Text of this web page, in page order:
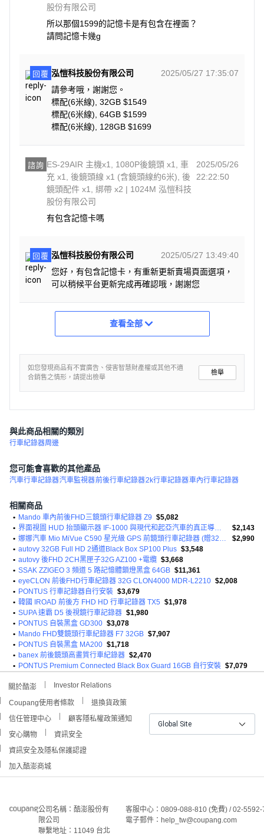
股份有限公司
所以那個1599的記憶卡是有包含在裡面？
請問記憶卡幾g
回覆 泓愷科技股份有限公司
2025/05/27 17:35:07
請參考哦，謝謝您。
標配(6米線), 32GB $1549
標配(6米線), 64GB $1599
標配(6米線), 128GB $1699
諮詢 ES-29AIR 主機x1, 1080P後鏡頭 x1, 車
充 x1, 後鏡頭線 x1 (含鏡頭線約6米), 後
鏡頭配件 x1, 綁帶 x2 | 1024M 泓愷科技
股份有限公司
2025/05/26
22:22:50
有包含記憶卡嗎
回覆 泓愷科技股份有限公司
2025/05/27 13:49:40
您好，有包含記憶卡，有重新更新賣場頁面選項，
可以稍候平台更新完成再確認哦，謝謝您
查看全部
如您發現商品有不實廣告、侵害智慧財產權或其他不適
合銷售之情形，請提出檢舉
檢舉
與此商品相關的類別
行車紀錄器周邊
您可能會喜歡的其他產品
汽車行車記錄器汽車監視器前後行車紀錄器2k行車記錄器車內行車記錄器
相關商品
• Mando 車內前後FHD三鏡頭行車紀錄器 Z9 $5,082
•
界面視圖 HUD 抬頭顯示器 IF-1000 與現代和起亞汽車的真正導航相連
$2,143
•
娜娜汽車 Mio MiVue C590 星光級 GPS 前鏡頭行車記錄器 (贈32G記憶卡)
$2,990
• autovy 32GB Full HD 2通道Black Box SP100 Plus $3,548
• autovy 後FHD 2CH黑匣子32G AZ100 +電纜 $3,668
• SSAK ZZIGEO 3 頻道 5 路記憶體鎖燈黑盒 64GB $11,361
• eyeCLON 前後FHD行車紀錄器 32G CLON4000 MDR-L2210 $2,008
• PONTUS 行車記錄器自行安裝 $3,679
• 韓國 IROAD 前後方 FHD HD 行車記錄器 TX5 $1,978
• SUPA 速霸 D5 後視鏡行車記錄器 $1,980
• PONTUS 自裝黑盒 GD300 $3,078
• Mando FHD雙鏡頭行車紀錄器 F7 32GB $7,907
• PONTUS 自裝黑盒 MA200 $1,718
• banex 前後鏡頭高畫質行車紀錄器 $2,470
• PONTUS Premium Connected Black Box Guard 16GB 自行安裝 $7,079
關於酷澎 Investor Relations
Coupang使用者條款
退換貨政策
信任管理中心
顧客隱私權政策通知
安心購物
資訊安全
資訊安全及隱私保護認證
加入酷澎商城
Global Site
公司名稱：酷澎股份有
限公司
聯繫地址：11049 台北
客服中心：0809-088-810 (免費) / 02-
電子郵件：help_tw@coupang.com